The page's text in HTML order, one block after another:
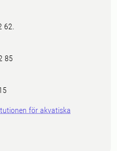
62.
85
för akvatiska